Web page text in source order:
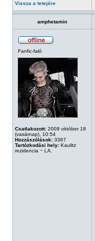
Vissza a tetejére
amphetamin
Fanfic-faló
Csatlakozott: 2009 október 18
(vasárnap), 10:54
Hozzászólások: 3367
Tartózkodási hely: Kaulitz
rezidencia ~ LA.